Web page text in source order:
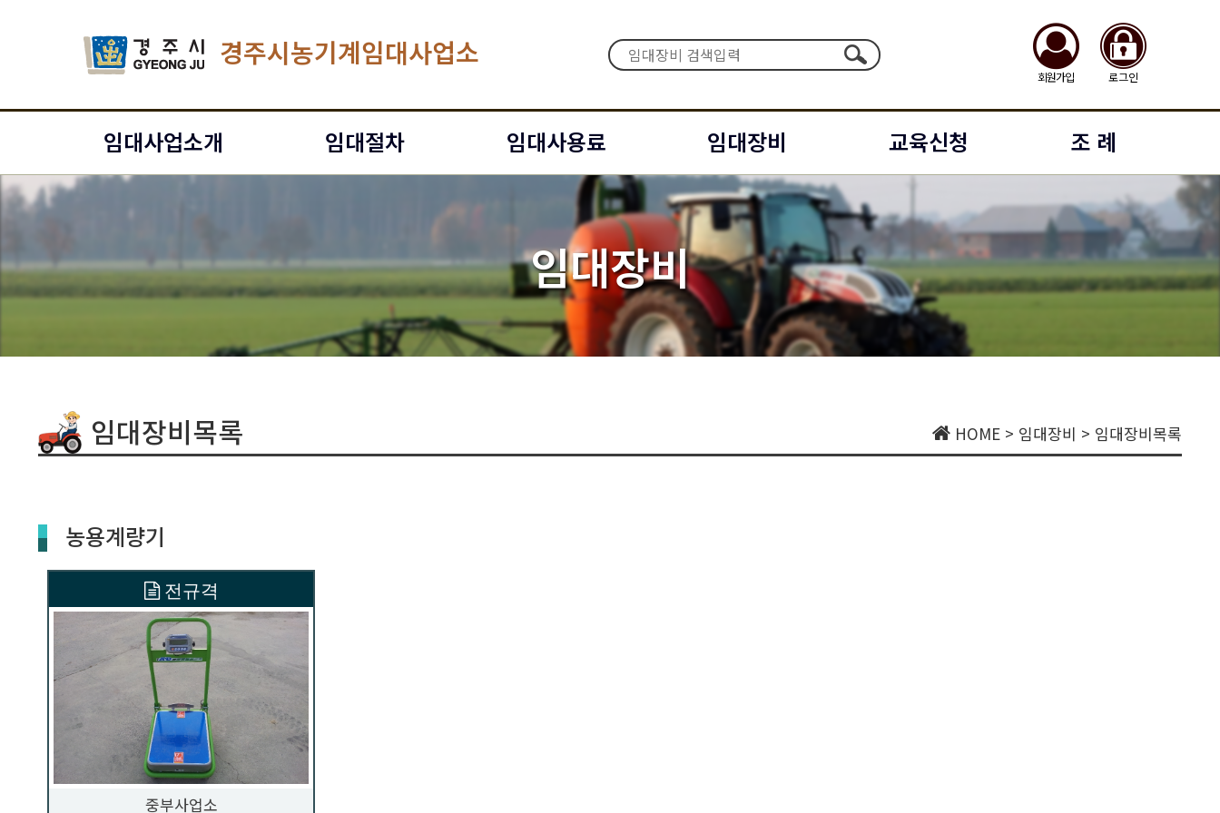
경주시농기계임대사업소
회원가입 로그인
임대사업소개 임대절차 임대사용료 임대장비 교육신청 조 례
임대장비
임대장비목록 HOME > 임대장비 > 임대장비목록
농용계량기
전규격
중부사업소